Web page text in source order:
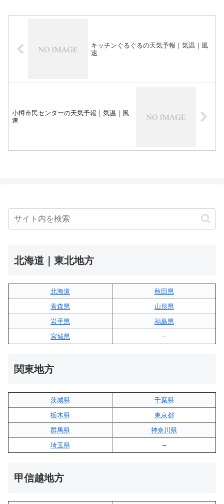
キッチンぐるぐるの天気予報｜気温｜風
速
小樽市民センターの天気予報｜気温｜風
速
北海道｜東北地方
北海道
秋田県
青森県
山形県
岩手県
福島県
宮城県
–
関東地方
茨城県
千葉県
栃木県
東京都
群馬県
神奈川県
埼玉県
–
甲信越地方